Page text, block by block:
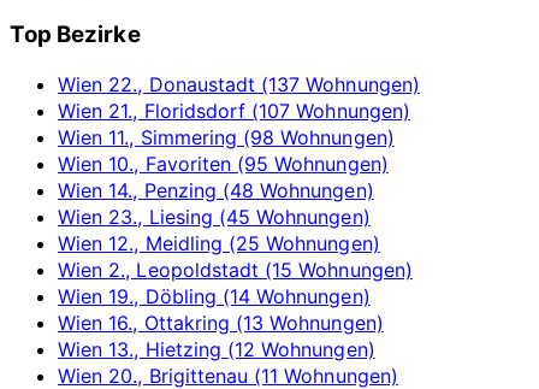
Top Bezirke
Wien 22., Donaustadt (137 Wohnungen)
Wien 21., Floridsdorf (107 Wohnungen)
Wien 11., Simmering (98 Wohnungen)
Wien 10., Favoriten (95 Wohnungen)
Wien 14., Penzing (48 Wohnungen)
Wien 23., Liesing (45 Wohnungen)
Wien 12., Meidling (25 Wohnungen)
Wien 2., Leopoldstadt (15 Wohnungen)
Wien 19., Döbling (14 Wohnungen)
Wien 16., Ottakring (13 Wohnungen)
Wien 13., Hietzing (12 Wohnungen)
Wien 20., Brigittenau (11 Wohnungen)